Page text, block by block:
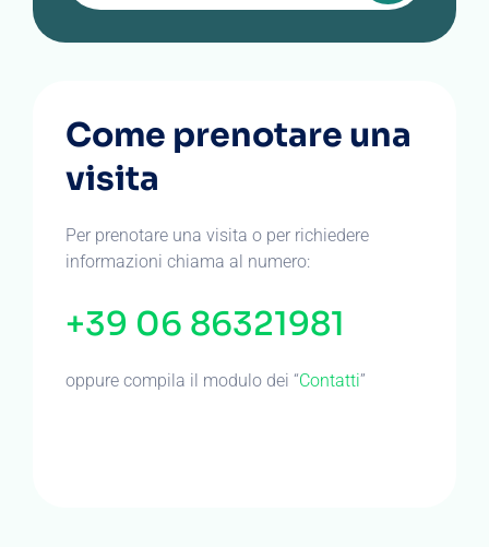
Come prenotare una
visita
Per prenotare una visita o per richiedere
informazioni chiama al numero:
+39 06 86321981
oppure compila il modulo dei “Contatti”